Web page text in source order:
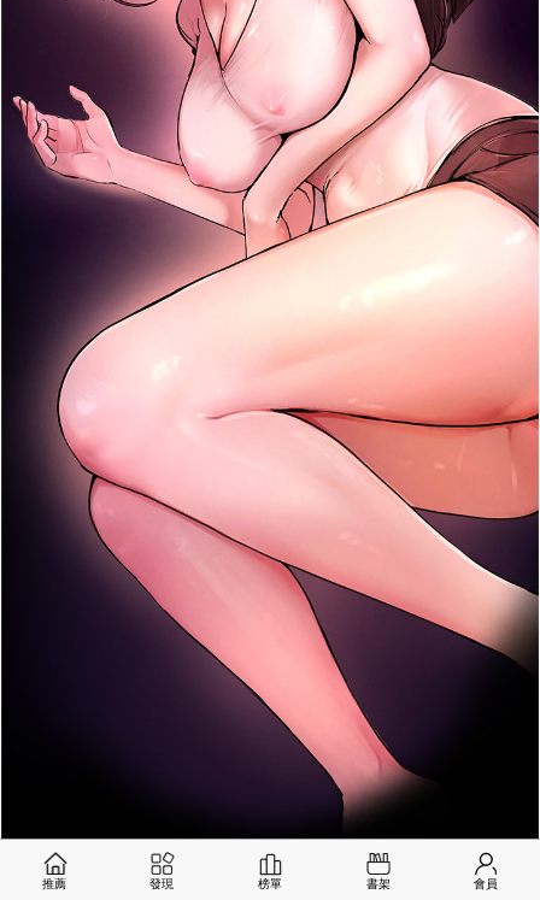
推薦 發現 榜單 書架 會員